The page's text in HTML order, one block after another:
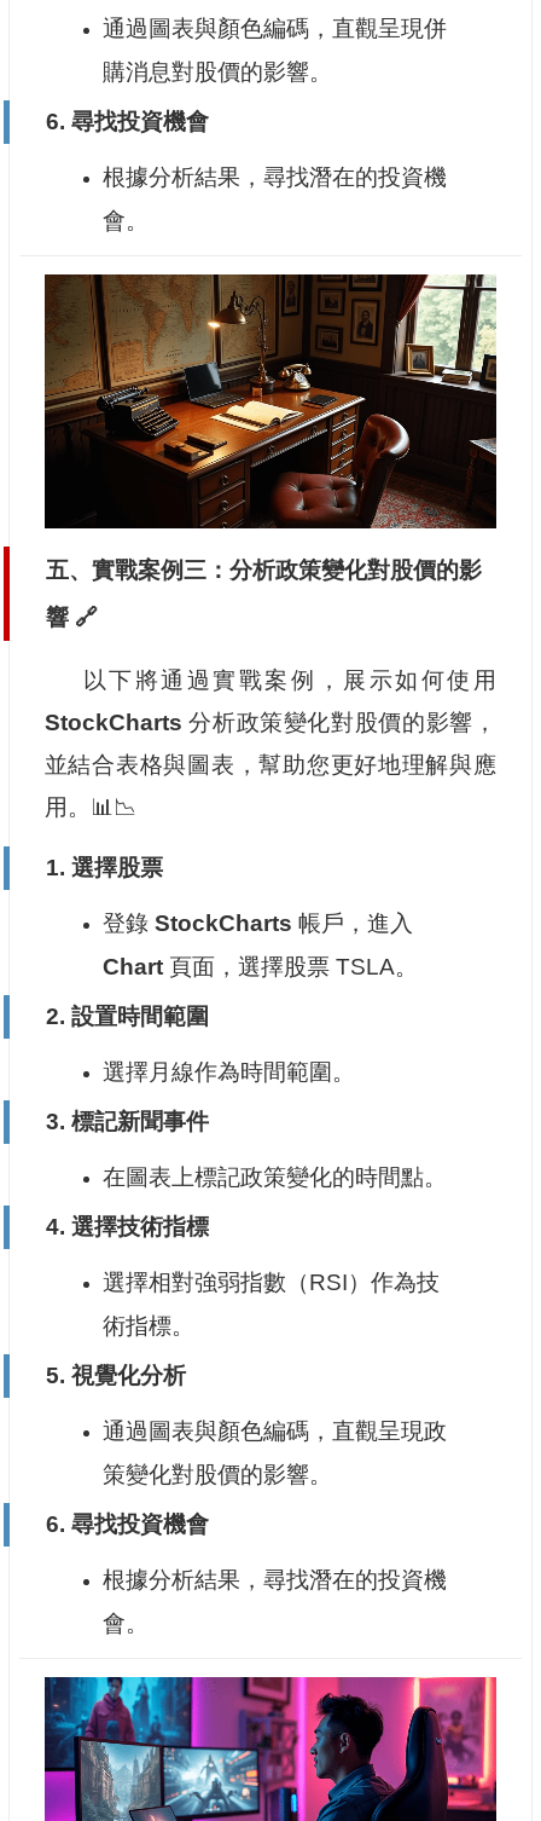
通過圖表與顏色編碼，直觀呈現併
購消息對股價的影響。
6. 尋找投資機會
根據分析結果，尋找潛在的投資機
會。
五、實戰案例三：分析政策變化對股價的影
響 🔗
以下將通過實戰案例，展示如何使用
StockCharts 分析政策變化對股價的影響，
並結合表格與圖表，幫助您更好地理解與應
用。📊📉
1. 選擇股票
登錄 StockCharts 帳戶，進入
Chart頁面，選擇股票 TSLA。
2. 設置時間範圍
選擇月線作為時間範圍。
3. 標記新聞事件
在圖表上標記政策變化的時間點。
4. 選擇技術指標
選擇相對強弱指數（RSI）作為技
術指標。
5. 視覺化分析
通過圖表與顏色編碼，直觀呈現政
策變化對股價的影響。
6. 尋找投資機會
根據分析結果，尋找潛在的投資機
會。